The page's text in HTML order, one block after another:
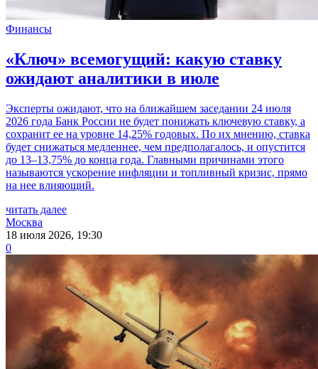
Финансы
«Ключ» всемогущий: какую ставку
ожидают аналитики в июле
Эксперты ожидают, что на ближайшем заседании 24 июля
2026 года Банк России не будет понижать ключевую ставку, а
сохранит ее на уровне 14,25% годовых. По их мнению, ставка
будет снижаться медленнее, чем предполагалось, и опустится
до 13–13,75% до конца года. Главными причинами этого
называются ускорение инфляции и топливный кризис, прямо
на нее влияющий.
читать далее
Москва
18 июля 2026, 19:30
0